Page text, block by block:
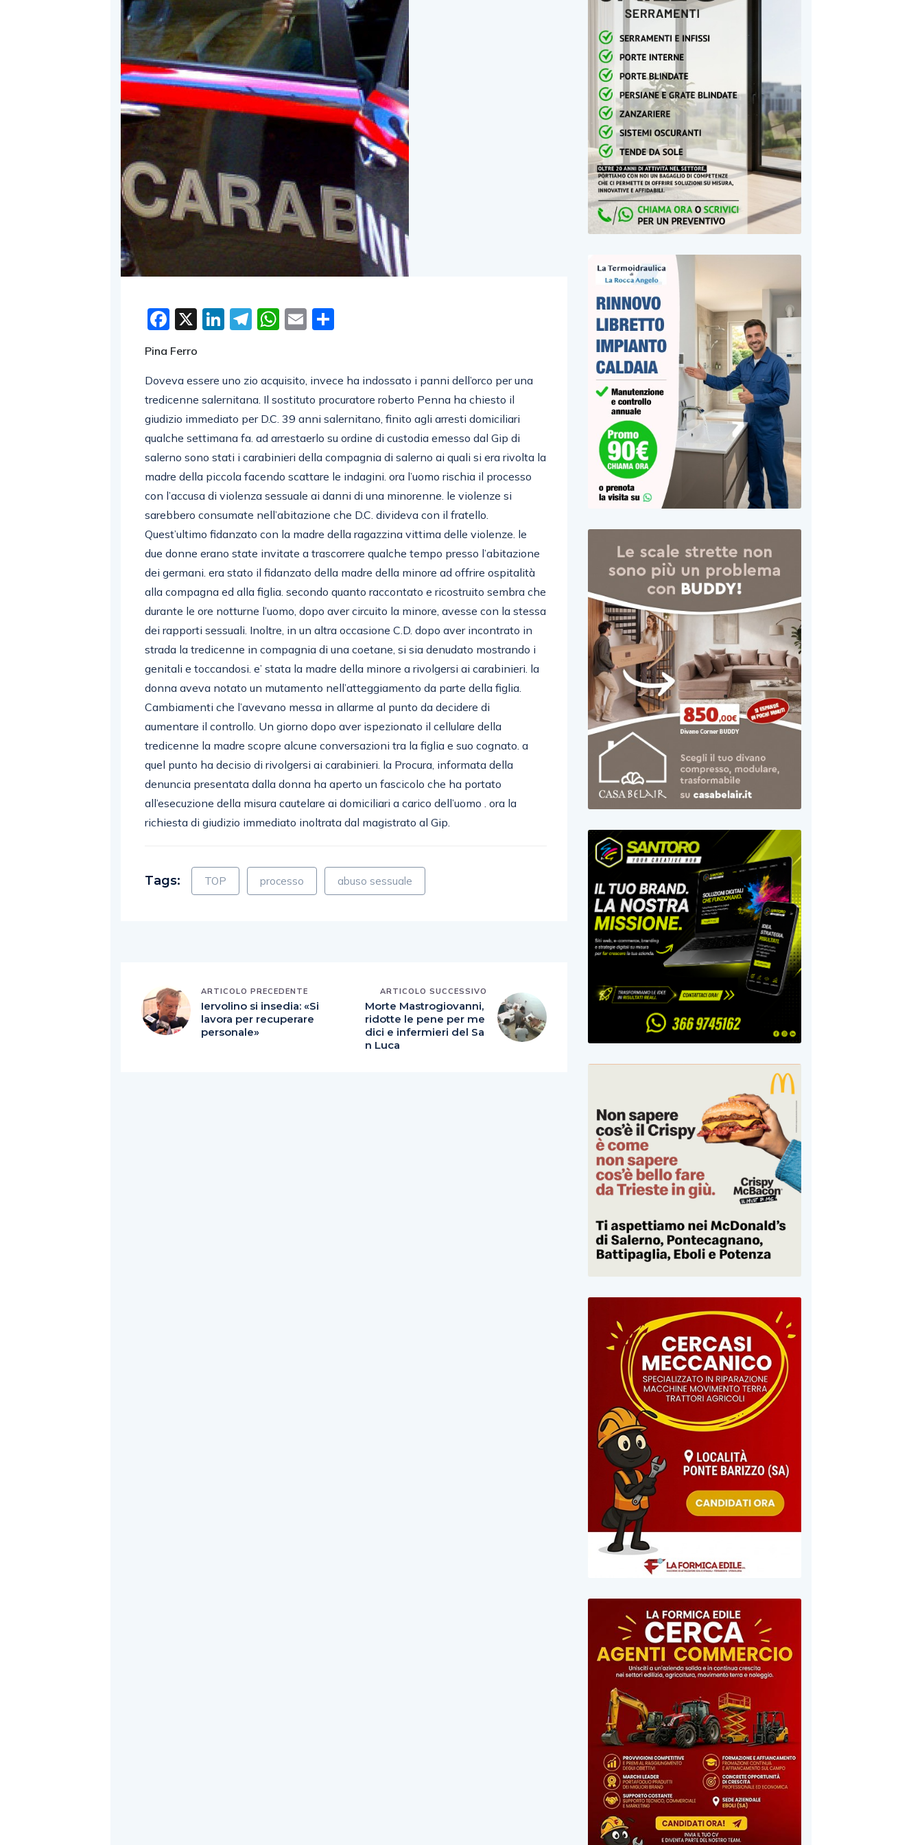
Facebook
X LinkedIn
Telegram
WhatsApp
Email
Pina Ferro
Doveva essere uno zio acquisito, invece ha indossato i panni dell’orco per una
tredicenne salernitana. Il sostituto procuratore roberto Penna ha chiesto il
giudizio immediato per D.C. 39 anni salernitano, finito agli arresti domiciliari
qualche settimana fa. ad arrestaerlo su ordine di custodia emesso dal Gip di
salerno sono stati i carabinieri della compagnia di salerno ai quali si era rivolta la
madre della piccola facendo scattare le indagini. ora l’uomo rischia il processo
con l’accusa di violenza sessuale ai danni di una minorenne. le violenze si
sarebbero consumate nell’abitazione che D.C. divideva con il fratello.
Quest’ultimo fidanzato con la madre della ragazzina vittima delle violenze. le
due donne erano state invitate a trascorrere qualche tempo presso l’abitazione
dei germani. era stato il fidanzato della madre della minore ad offrire ospitalità
alla compagna ed alla figlia. secondo quanto raccontato e ricostruito sembra che
durante le ore notturne l’uomo, dopo aver circuito la minore, avesse con la stessa
dei rapporti sessuali. Inoltre, in un altra occasione C.D. dopo aver incontrato in
strada la tredicenne in compagnia di una coetane, si sia denudato mostrando i
genitali e toccandosi. e’ stata la madre della minore a rivolgersi ai carabinieri. la
donna aveva notato un mutamento nell’atteggiamento da parte della figlia.
Cambiamenti che l’avevano messa in allarme al punto da decidere di
aumentare il controllo. Un giorno dopo aver ispezionato il cellulare della
tredicenne la madre scopre alcune conversazioni tra la figlia e suo cognato. a
quel punto ha decisio di rivolgersi ai carabinieri. la Procura, informata della
denuncia presentata dalla donna ha aperto un fascicolo che ha portato
all’esecuzione della misura cautelare ai domiciliari a carico dell’uomo . ora la
richiesta di giudizio immediato inoltrata dal magistrato al Gip.
Tags: TOP processo abuso sessuale
ARTICOLO PRECEDENTE
Iervolino si insedia: «Si
lavora per recuperare
personale»
ARTICOLO SUCCESSIVO
Morte Mastrogiovanni,
ridotte le pene per me
dici e infermieri del Sa
n Luca